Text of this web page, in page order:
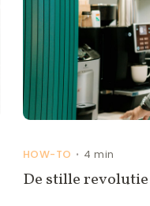
HOW-TO • 4 min
De stille